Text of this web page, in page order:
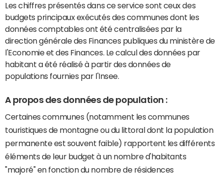
Les chiffres présentés dans ce service sont ceux des
budgets principaux exécutés des communes dont les
données comptables ont été centralisées par la
direction générale des Finances publiques du ministère de
l'Economie et des Finances. Le calcul des données par
habitant a été réalisé à partir des données de
populations fournies par l'Insee.
A propos des données de population :
Certaines communes (notamment les communes
touristiques de montagne ou du littoral dont la population
permanente est souvent faible) rapportent les différents
éléments de leur budget à un nombre d'habitants
"majoré" en fonction du nombre de résidences